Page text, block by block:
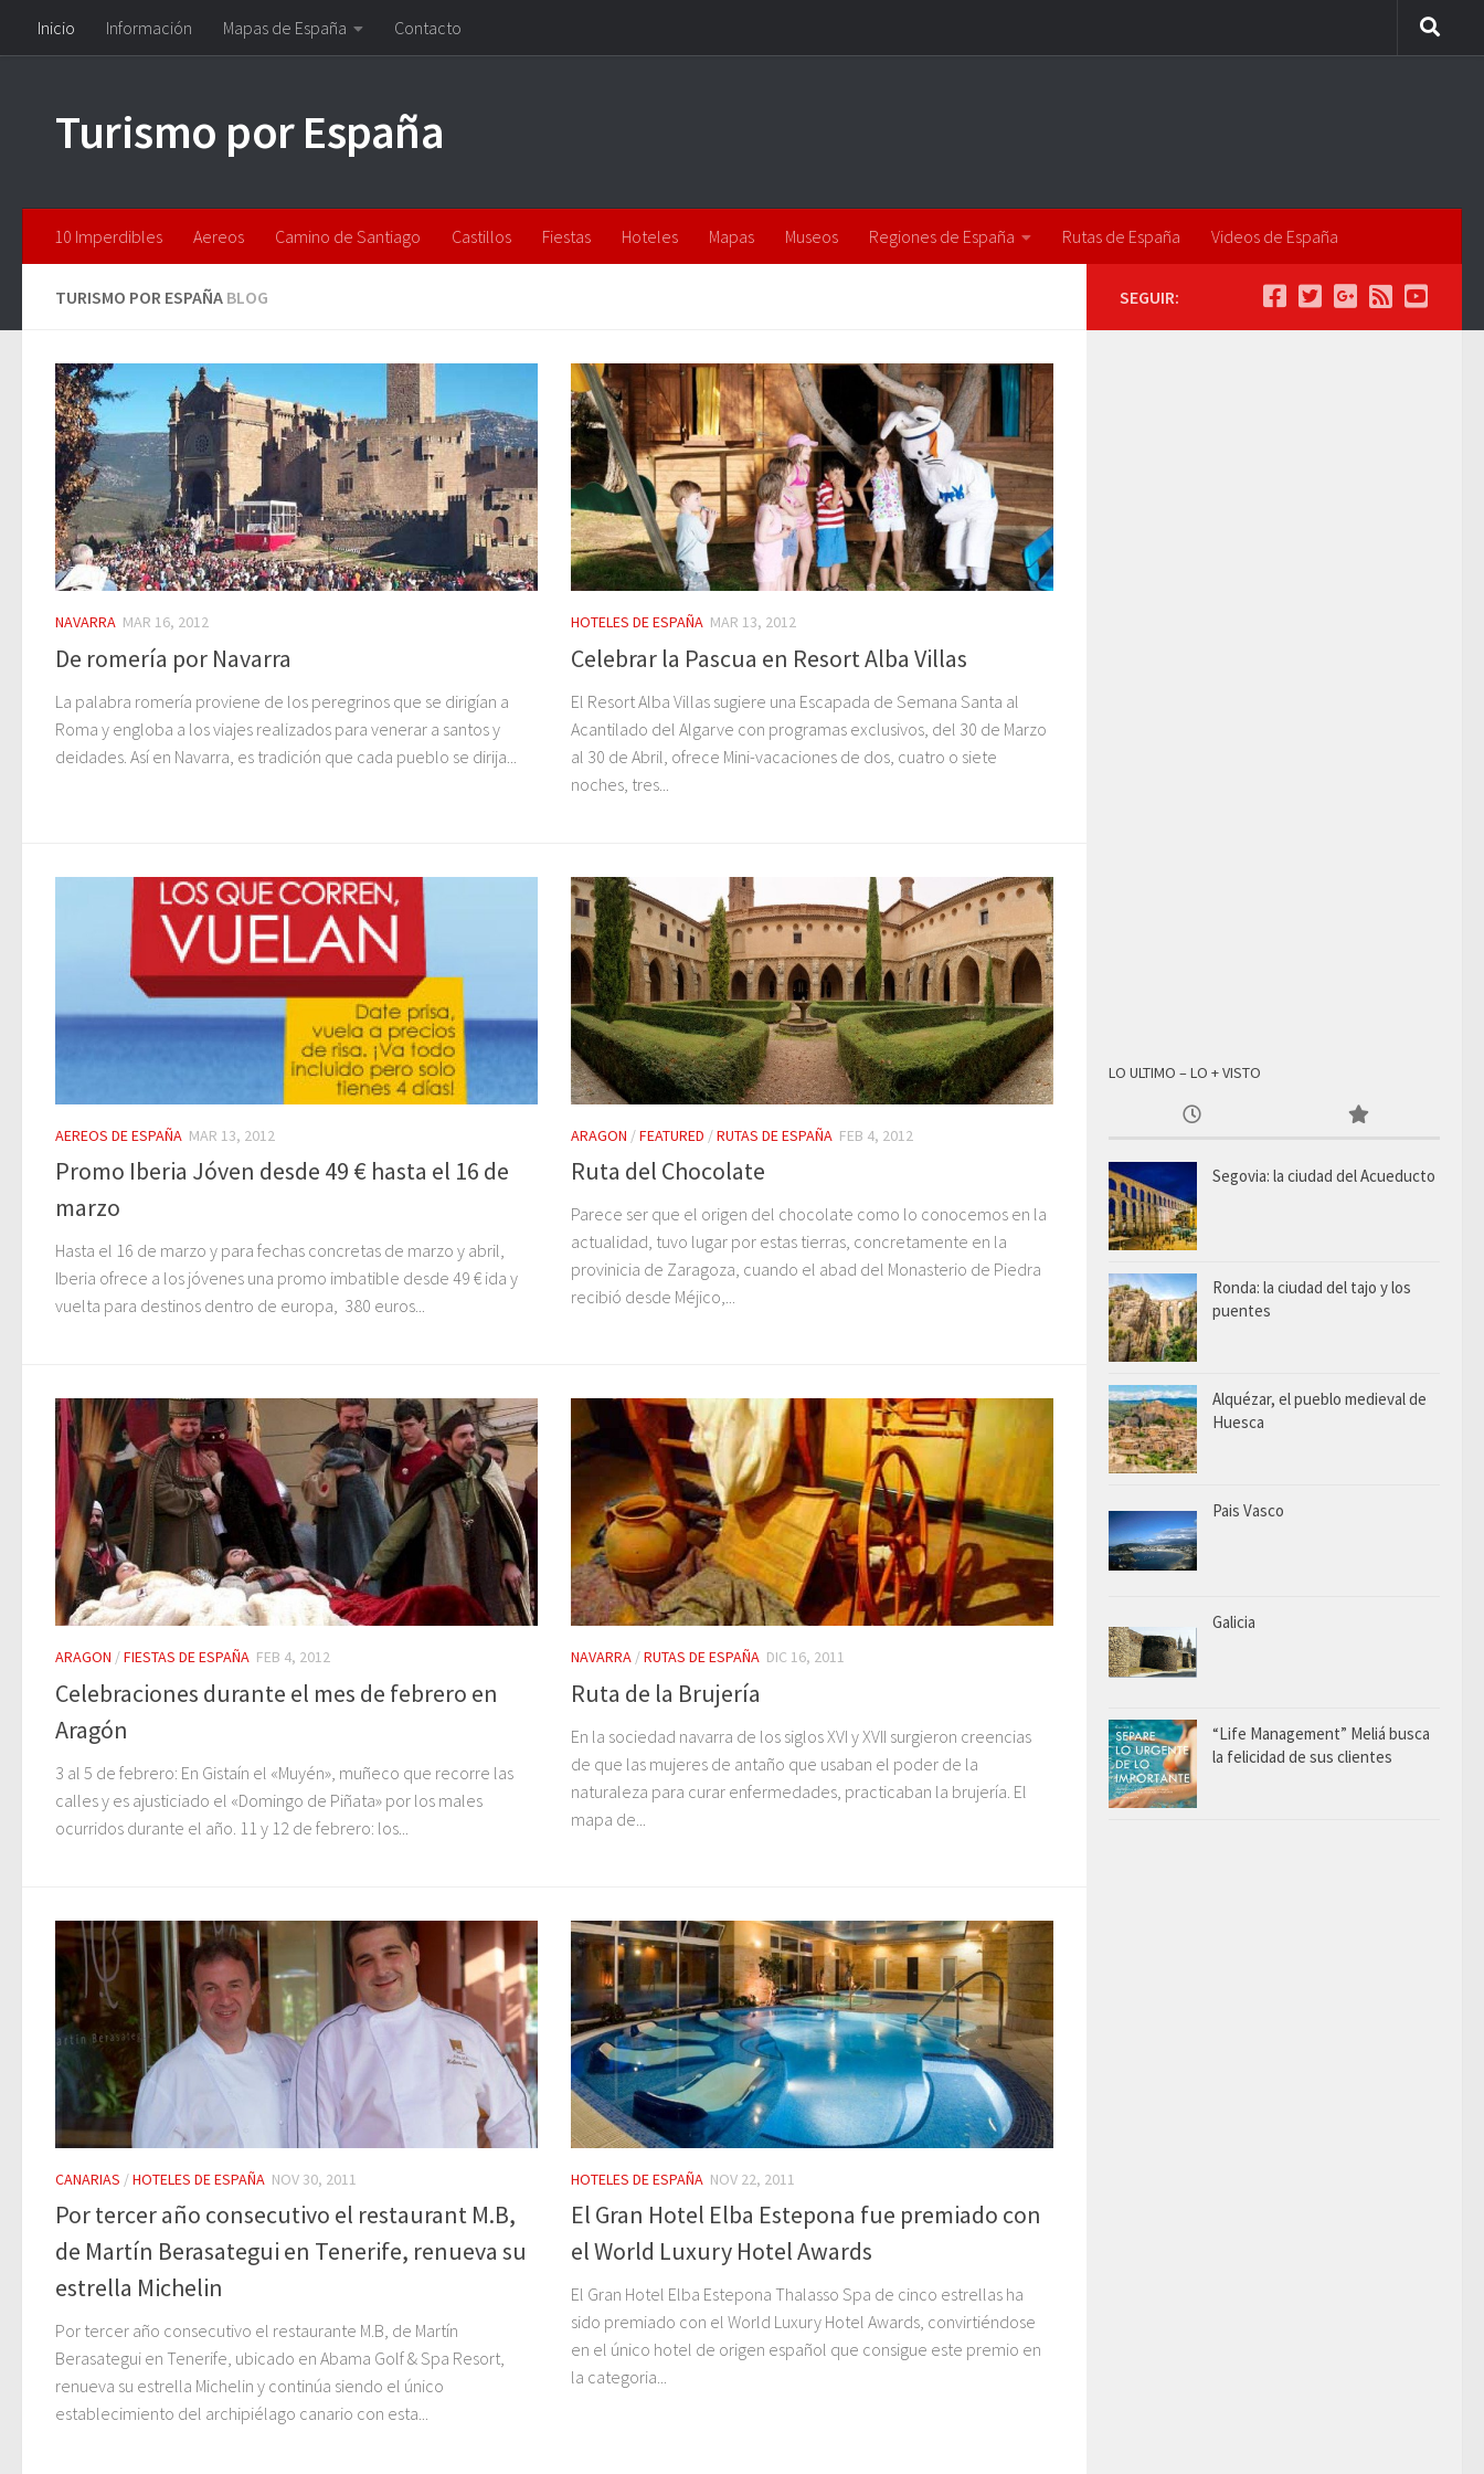
Saltar al contenido
Inicio Información Mapas de España Contacto
Turismo por España
10 Imperdibles Aereos Camino de Santiago Castillos Fiestas Hoteles Mapas Museos Regiones de España Rutas de España Videos de España
TURISMO POR ESPAÑA BLOG
NAVARRA MAR 16, 2012
De romería por Navarra
La palabra romería proviene de los peregrinos que se dirigían a
Roma y engloba a los viajes realizados para venerar a santos y
deidades. Así en Navarra, es tradición que cada pueblo se dirija...
HOTELES DE ESPAÑA MAR 13, 2012
Celebrar la Pascua en Resort Alba Villas
El Resort Alba Villas sugiere una Escapada de Semana Santa al
Acantilado del Algarve con programas exclusivos, del 30 de Marzo
al 30 de Abril, ofrece Mini-vacaciones de dos, cuatro o siete
noches, tres...
AEREOS DE ESPAÑA MAR 13, 2012
Promo Iberia Jóven desde 49 € hasta el 16 de
marzo
Hasta el 16 de marzo y para fechas concretas de marzo y abril,
Iberia ofrece a los jóvenes una promo imbatible desde 49 € ida y
vuelta para destinos dentro de europa, 380 euros...
ARAGON /FEATURED /RUTAS DE ESPAÑA FEB 4, 2012
Ruta del Chocolate
Parece ser que el origen del chocolate como lo conocemos en la
actualidad, tuvo lugar por estas tierras, concretamente en la
provinicia de Zaragoza, cuando el abad del Monasterio de Piedra
recibió desde Méjico,...
ARAGON /FIESTAS DE ESPAÑA FEB 4, 2012
Celebraciones durante el mes de febrero en
Aragón
3 al 5 de febrero: En Gistaín el «Muyén», muñeco que recorre las
calles y es ajusticiado el «Domingo de Piñata» por los males
ocurridos durante el año. 11 y 12 de febrero: los...
NAVARRA /RUTAS DE ESPAÑA DIC 16, 2011
Ruta de la Brujería
En la sociedad navarra de los siglos XVI y XVII surgieron creencias
de que las mujeres de antaño que usaban el poder de la
naturaleza para curar enfermedades, practicaban la brujería. El
mapa de...
CANARIAS /HOTELES DE ESPAÑA NOV 30, 2011
Por tercer año consecutivo el restaurant M.B,
de Martín Berasategui en Tenerife, renueva su
estrella Michelin
Por tercer año consecutivo el restaurante M.B, de Martín
Berasategui en Tenerife, ubicado en Abama Golf & Spa Resort,
renueva su estrella Michelin y continúa siendo el único
establecimiento del archipiélago canario con esta...
HOTELES DE ESPAÑA NOV 22, 2011
El Gran Hotel Elba Estepona fue premiado con
el World Luxury Hotel Awards
El Gran Hotel Elba Estepona Thalasso Spa de cinco estrellas ha
sido premiado con el World Luxury Hotel Awards, convirtiéndose
en el único hotel de origen español que consigue este premio en
la categoria...
SEGUIR:
LO ULTIMO – LO + VISTO
Segovia: la ciudad del Acueducto
Ronda: la ciudad del tajo y los
puentes
Alquézar, el pueblo medieval de
Huesca
Pais Vasco
Galicia
“Life Management” Meliá busca
la felicidad de sus clientes